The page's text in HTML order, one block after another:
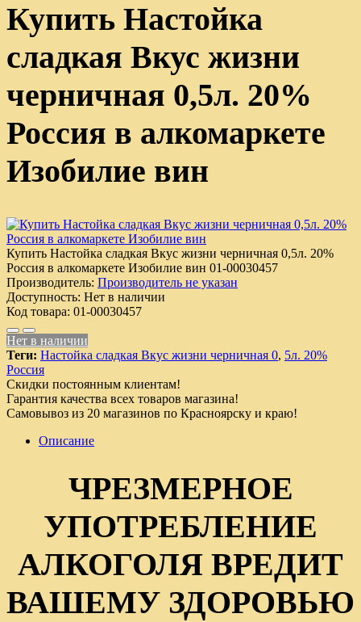
Купить Настойка
сладкая Вкус жизни
черничная 0,5л. 20%
Россия в алкомаркете
Изобилие вин
Купить Настойка сладкая Вкус жизни черничная 0,5л. 20%
Россия в алкомаркете Изобилие вин 01-00030457
Производитель: Производитель не указан
Доступность: Нет в наличии
Код товара: 01-00030457
Нет в наличии
Теги: Настойка сладкая Вкус жизни черничная 0, 5л. 20%
Россия
Скидки постоянным клиентам!
Гарантия качества всех товаров магазина!
Самовывоз из 20 магазинов по Красноярску и краю!
Описание
ЧРЕЗМЕРНОЕ
УПОТРЕБЛЕНИЕ
АЛКОГОЛЯ ВРЕДИТ
ВАШЕМУ ЗДОРОВЬЮ